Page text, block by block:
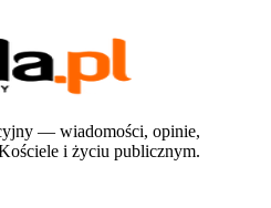
— wiadomości, opinie,
i życiu publicznym.